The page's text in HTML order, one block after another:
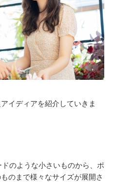
イディアを紹介していきま
のような小さいものから、ポ
のまで様々なサイズが展開さ